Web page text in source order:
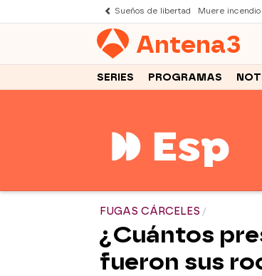
Sueños de libertad Muere
Antena3
SERIES PROGRAMAS
FUGAS CÁRCELES
¿Cuántos
fueron sus